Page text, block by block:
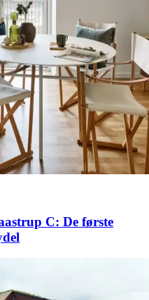
C: De første